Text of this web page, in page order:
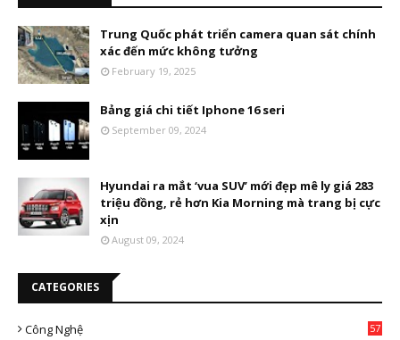
Trung Quốc phát triển camera quan sát chính
xác đến mức không tưởng
February 19, 2025
Bảng giá chi tiết Iphone 16 seri
September 09, 2024
Hyundai ra mắt ‘vua SUV’ mới đẹp mê ly giá 283
triệu đồng, rẻ hơn Kia Morning mà trang bị cực
xịn
August 09, 2024
CATEGORIES
Công Nghệ 57